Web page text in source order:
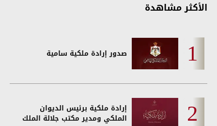
الأكثر مشاهدة
صدور إرادة ملكية سامية
إرادة ملكية برئيس الديوان
الملكي ومدير مكتب جلالة الملك